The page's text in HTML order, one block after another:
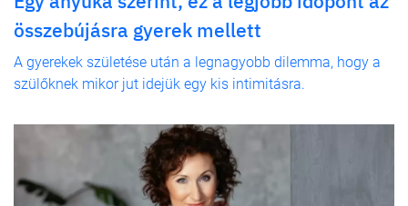
összebújásra gyerek mellett
A gyerekek születése után a legnagyobb dilemma, hogy a
szülőknek mikor jut idejük egy kis intimitásra.